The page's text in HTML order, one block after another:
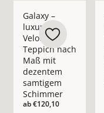
Galaxy –
luxuriöser
Velours-
Teppich nach
Maß mit
dezentem
samtigem
Schimmer
ab€120,10